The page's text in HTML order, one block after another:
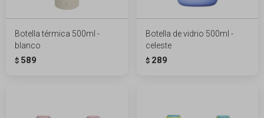
Botella térmica 500ml -
blanco
$ 589
Botella de vidrio 500ml -
celeste
$ 289